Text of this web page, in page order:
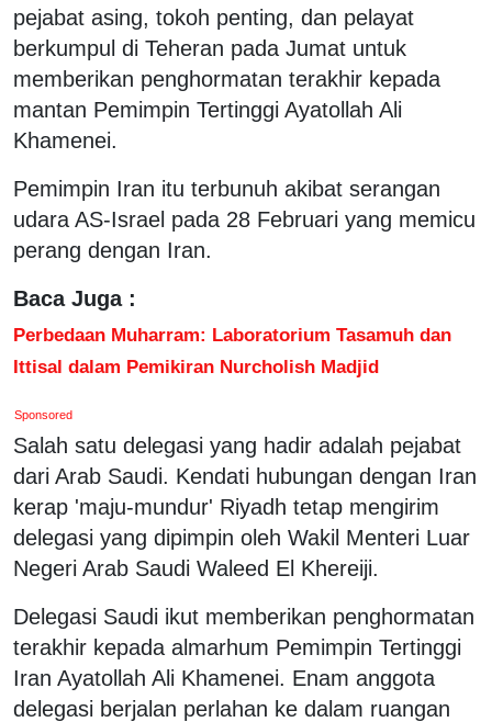
pejabat asing, tokoh penting, dan pelayat
berkumpul di Teheran pada Jumat untuk
memberikan penghormatan terakhir kepada
mantan Pemimpin Tertinggi Ayatollah Ali
Khamenei.
Pemimpin Iran itu terbunuh akibat serangan
udara AS-Israel pada 28 Februari yang memicu
perang dengan Iran.
Baca Juga :
Perbedaan Muharram: Laboratorium Tasamuh dan
Ittisal dalam Pemikiran Nurcholish Madjid
Sponsored
Salah satu delegasi yang hadir adalah pejabat
dari Arab Saudi. Kendati hubungan dengan Iran
kerap 'maju-mundur' Riyadh tetap mengirim
delegasi yang dipimpin oleh Wakil Menteri Luar
Negeri Arab Saudi Waleed El Khereiji.
Delegasi Saudi ikut memberikan penghormatan
terakhir kepada almarhum Pemimpin Tertinggi
Iran Ayatollah Ali Khamenei. Enam anggota
delegasi berjalan perlahan ke dalam ruangan